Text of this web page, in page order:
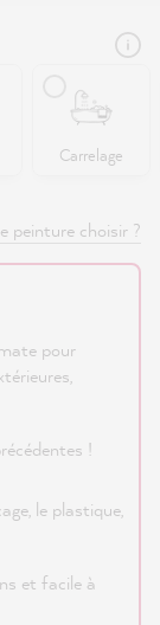
Carrelage
peinture choisir ?
pour
!
le plastique,
et facile à